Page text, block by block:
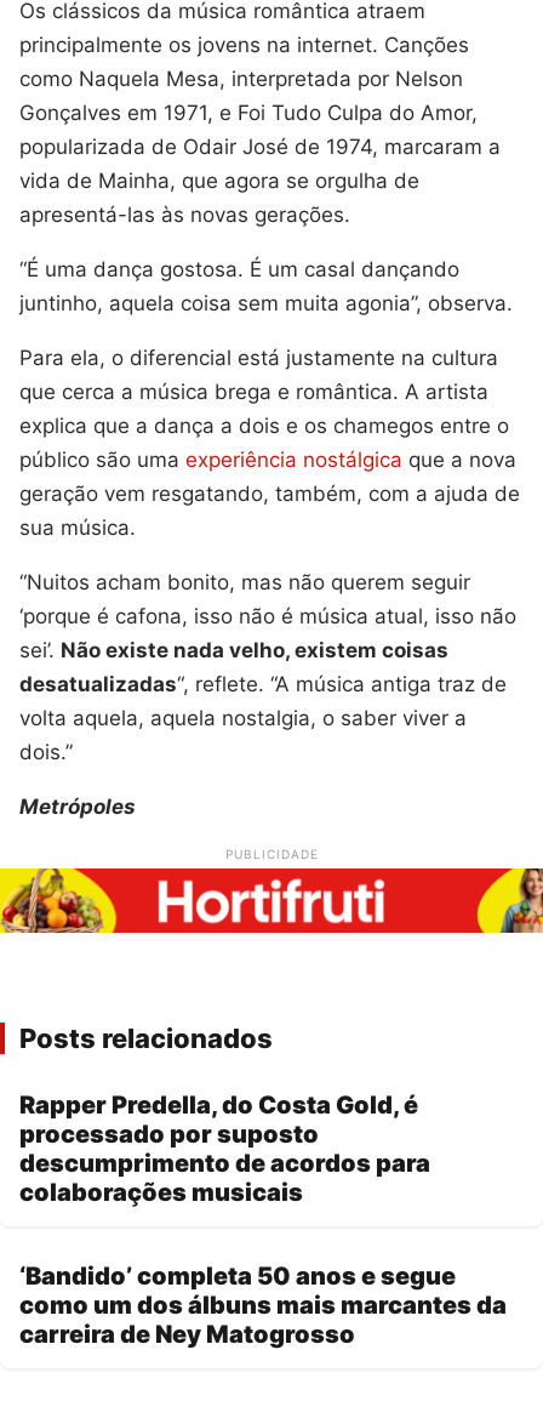
Os clássicos da música romântica atraem
principalmente os jovens na internet. Canções
como Naquela Mesa, interpretada por Nelson
Gonçalves em 1971, e Foi Tudo Culpa do Amor,
popularizada de Odair José de 1974, marcaram a
vida de Mainha, que agora se orgulha de
apresentá-las às novas gerações.
“É uma dança gostosa. É um casal dançando
juntinho, aquela coisa sem muita agonia”, observa.
Para ela, o diferencial está justamente na cultura
que cerca a música brega e romântica. A artista
explica que a dança a dois e os chamegos entre o
público são uma experiência nostálgica que a nova
geração vem resgatando, também, com a ajuda de
sua música.
“Nuitos acham bonito, mas não querem seguir
‘porque é cafona, isso não é música atual, isso não
sei’. Não existe nada velho, existem coisas
desatualizadas“, reflete. “A música antiga traz de
volta aquela, aquela nostalgia, o saber viver a
dois.”
Metrópoles
PUBLICIDADE
Posts relacionados
Rapper Predella, do Costa Gold, é
processado por suposto
descumprimento de acordos para
colaborações musicais
‘Bandido’ completa 50 anos e segue
como um dos álbuns mais marcantes da
carreira de Ney Matogrosso